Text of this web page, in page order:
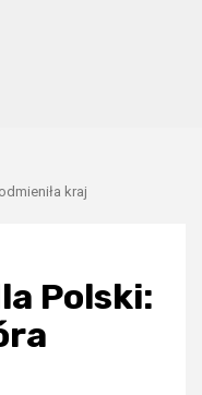
kraj
Polski: